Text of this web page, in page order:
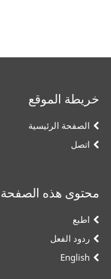
خريطة الموقع
الصفحة الرئيسية
اتصل
محتوى هذه الصفحة
اطبع
ردود الفعل
English